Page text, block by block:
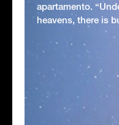
apartamento.
heavens, there is